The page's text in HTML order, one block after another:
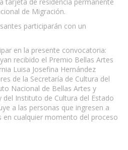
de Migración.
participarán con un
en la presente convocatoria:
recibido el Premio Bellas Artes
Luisa Josefina Hernández
de la Secretaría de Cultura del
Nacional de Bellas Artes y
del Instituto de Cultura del Estado
a las personas que ingresen a
en cualquier momento del proceso